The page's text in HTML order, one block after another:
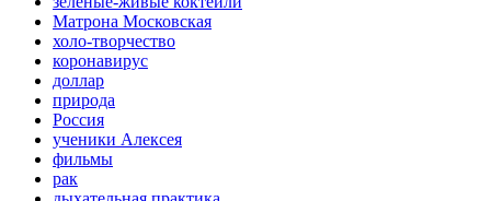
Матрона Московская
холо-творчество
коронавирус
доллар
природа
Россия
ученики Алексея
фильмы
рак